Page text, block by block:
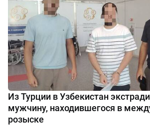
Из Турции в Узбекистан
мужчину, находившегося в
розыске